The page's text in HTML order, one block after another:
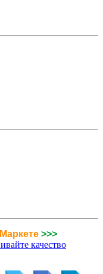
>>>